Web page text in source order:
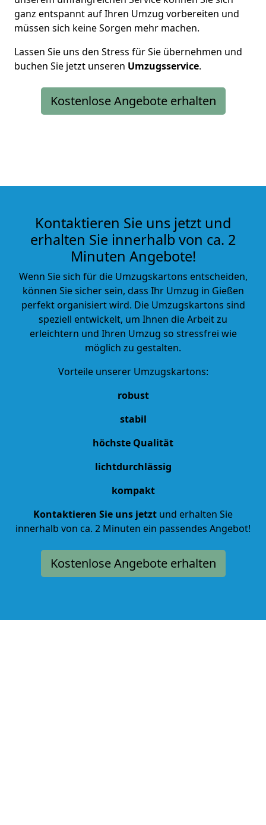
ganz entspannt auf Ihren Umzug vorbereiten und
müssen sich keine Sorgen mehr machen.
Lassen Sie uns den Stress für Sie übernehmen und
buchen Sie jetzt unseren Umzugsservice.
Kostenlose Angebote erhalten
Kontaktieren Sie uns jetzt und
erhalten Sie innerhalb von ca. 2
Minuten Angebote!
Wenn Sie sich für die Umzugskartons entscheiden,
können Sie sicher sein, dass Ihr Umzug in Gießen
perfekt organisiert wird. Die Umzugskartons sind
speziell entwickelt, um Ihnen die Arbeit zu
erleichtern und Ihren Umzug so stressfrei wie
möglich zu gestalten.
Vorteile unserer Umzugskartons:
robust
stabil
höchste Qualität
lichtdurchlässig
kompakt
Kontaktieren Sie uns jetzt und erhalten Sie
innerhalb von ca. 2 Minuten ein passendes Angebot!
Kostenlose Angebote erhalten